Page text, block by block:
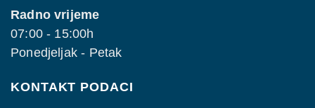
Radno vrijeme
07:00 - 15:00h
Ponedjeljak - Petak
KONTAKT PODACI